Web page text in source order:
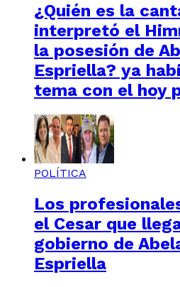
¿Quién es la
interpretó el
la posesión de
Espriella? ya
tema con el hoy
POLÍTICA
Los
el Cesar que
gobierno de
Espriella